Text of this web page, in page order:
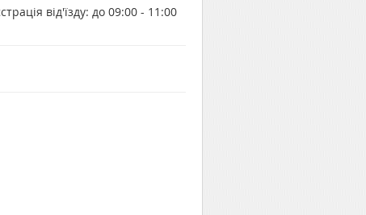
від'їзду: до 09:00 - 11:00